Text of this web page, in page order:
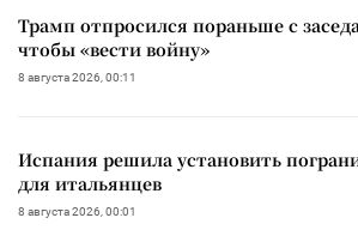
Трамп отпросился пораньше с
чтобы «вести войну»
8 августа 2026, 00:11
Испания решила установить
для итальянцев
8 августа 2026, 00:01